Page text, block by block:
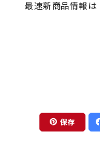
mofsand×日比谷花壇
ちびまる子ちゃんand
HANAE MORI(ハナ
THE BEATLES(ザ・
【山加商店×yaeko】
隅切り重箱
HAPPY DINING(ハ
SoSo(ソソ）
最速新商品情報は
保存